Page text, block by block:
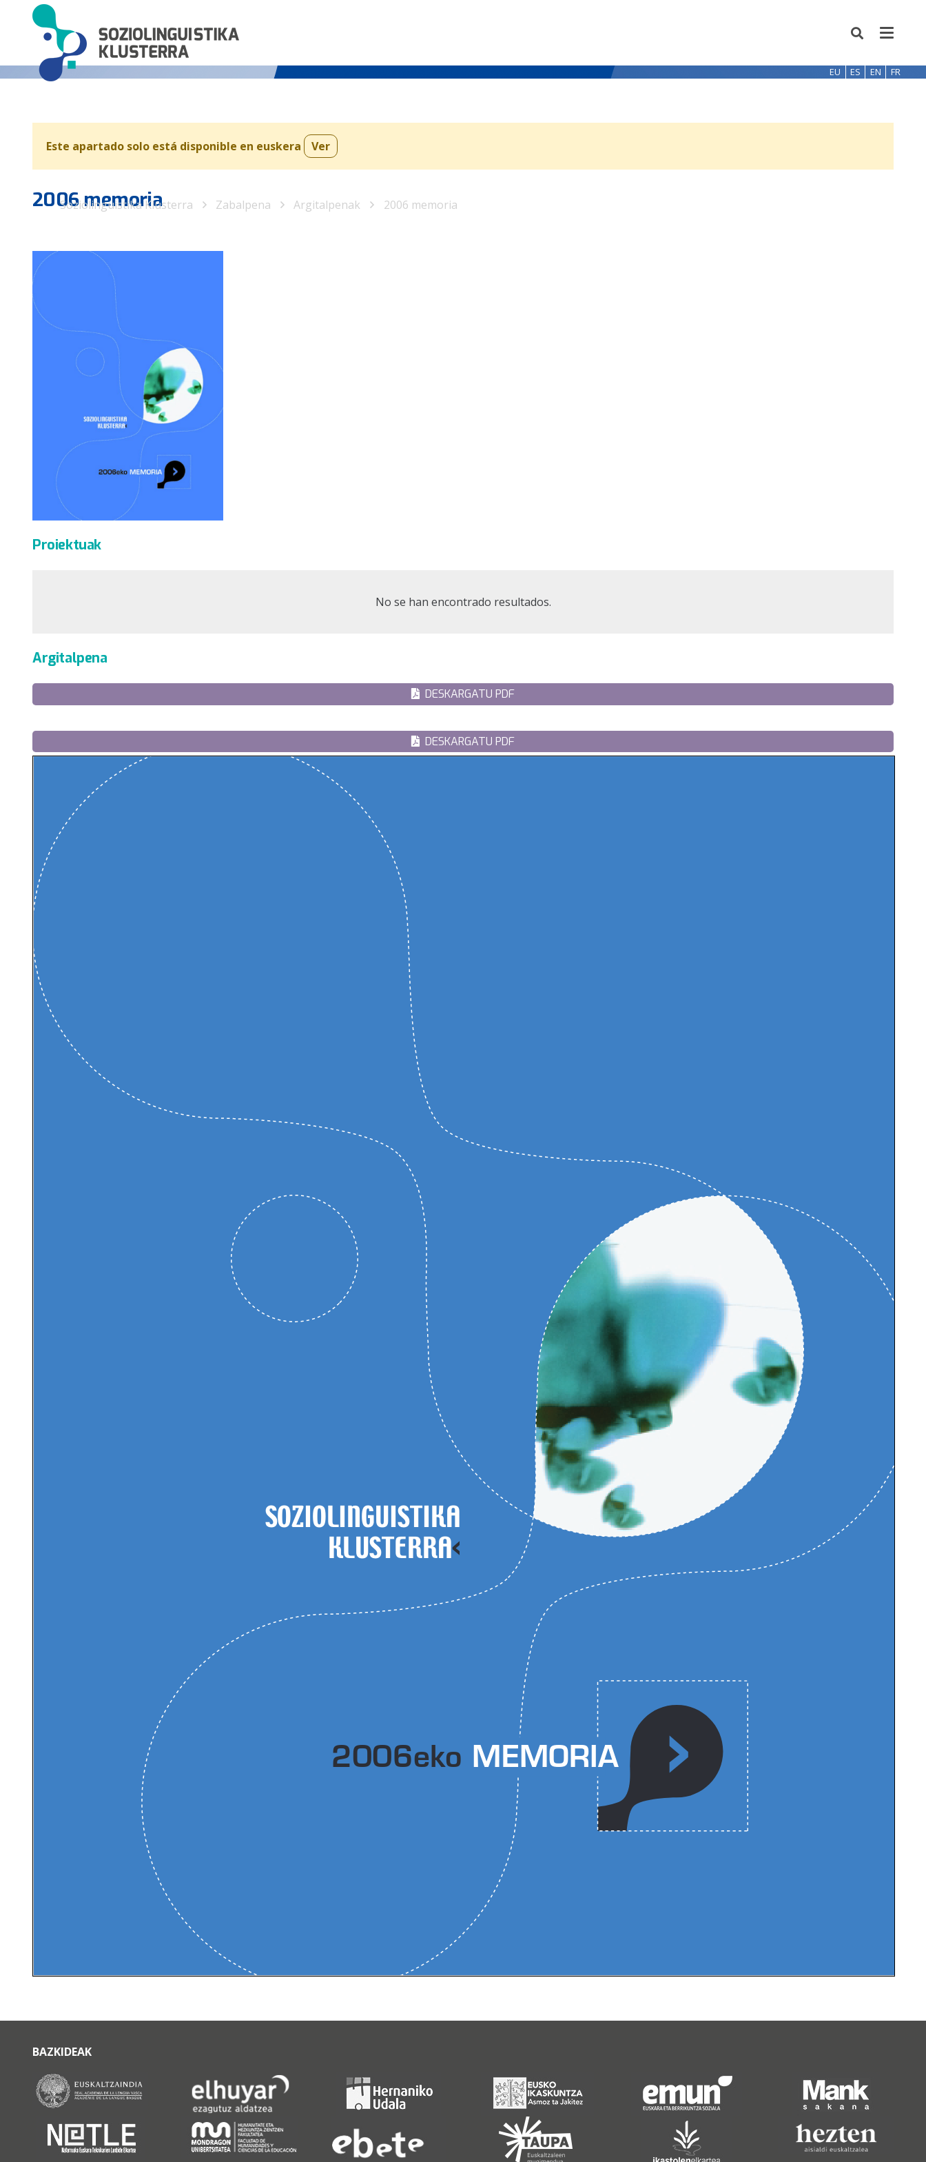
EU ES EN FR
Este apartado solo está disponible en euskera Ver
2006 memoria
Soziolinguistika Klusterra Zabalpena Argitalpenak 2006 memoria
Proiektuak
No se han encontrado resultados.
Argitalpena
DESKARGATU PDF
DESKARGATU PDF
BAZKIDEAK